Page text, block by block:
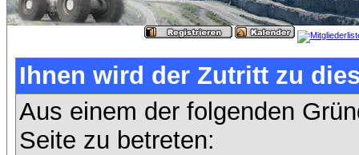
Ihnen wird der Zutritt zu
Aus einem der folgenden
Seite zu betreten: